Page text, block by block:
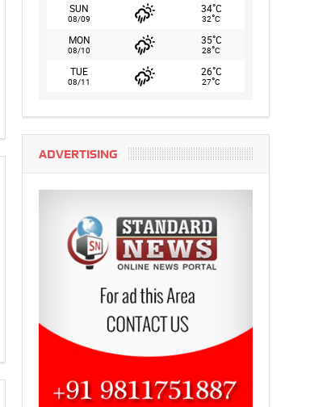
SUN
08/09
34°C
32°C
MON
08/10
35°C
28°C
TUE
08/11
26°C
27°C
ADVERTISING